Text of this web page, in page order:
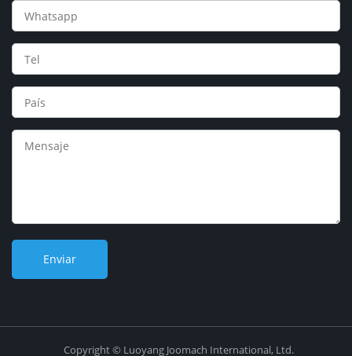
Copyright © Luoyang Joomach International, Ltd.